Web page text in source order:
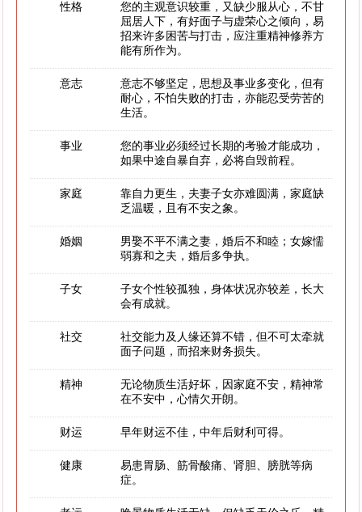
性格
您的主观意识较重，又缺少服从心，不甘
屈居人下，有好面子与虚荣心之倾向，易
招来许多困苦与打击，应注重精神修养方
能有所作为。
意志
意志不够坚定，思想及事业多变化，但有
耐心，不怕失败的打击，亦能忍受劳苦的
生活。
事业
您的事业必须经过长期的考验才能成功，
如果中途自暴自弃，必将自毁前程。
家庭
靠自力更生，夫妻子女亦难圆满，家庭缺
乏温暖，且有不安之象。
婚姻
男娶不平不满之妻，婚后不和睦；女嫁懦
弱寡和之夫，婚后多争执。
子女
子女个性较孤独，身体状况亦较差，长大
会有成就。
社交
社交能力及人缘还算不错，但不可太牵就
面子问题，而招来财务损失。
精神
无论物质生活好坏，因家庭不安，精神常
在不安中，心情欠开朗。
财运 早年财运不佳，中年后财利可得。
健康
易患胃肠、筋骨酸痛、肾胆、膀胱等病
症。